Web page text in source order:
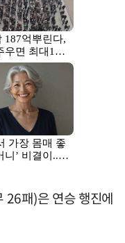
26패)은 연승 행진에